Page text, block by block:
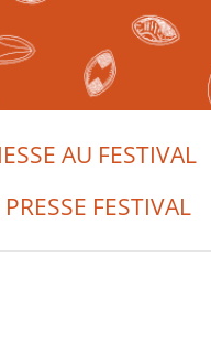
AU FESTIVAL
PRESSE FESTIVAL